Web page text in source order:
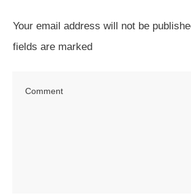
Your email address will not be
fields are marked